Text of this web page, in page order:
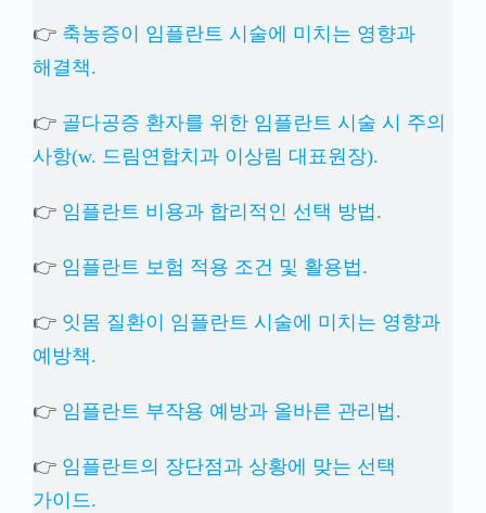
👉 축농증이 임플란트 시술에 미치는 영향과
해결책.
👉 골다공증 환자를 위한 임플란트 시술 시 주의
사항(w. 드림연합치과 이상림 대표원장).
👉 임플란트 비용과 합리적인 선택 방법.
👉 임플란트 보험 적용 조건 및 활용법.
👉 잇몸 질환이 임플란트 시술에 미치는 영향과
예방책.
👉 임플란트 부작용 예방과 올바른 관리법.
👉 임플란트의 장단점과 상황에 맞는 선택
가이드.